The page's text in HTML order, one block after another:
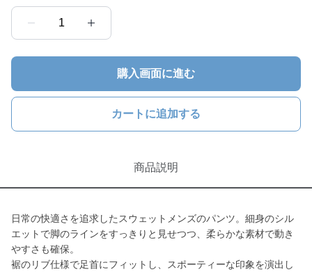
1
購入画面に進む
カートに追加する
商品説明
日常の快適さを追求したスウェットメンズのパンツ。細身のシル
エットで脚のラインをすっきりと見せつつ、柔らかな素材で動き
やすさも確保。
裾のリブ仕様で足首にフィットし、スポーティーな印象を演出し